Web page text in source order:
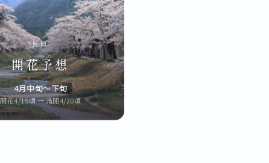
見頃
開花予想
4月中旬〜下旬
開花4/15頃 → 満開4/20頃